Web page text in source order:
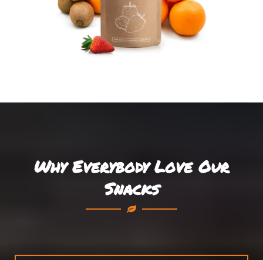
Why Everybody Love Our
Snacks